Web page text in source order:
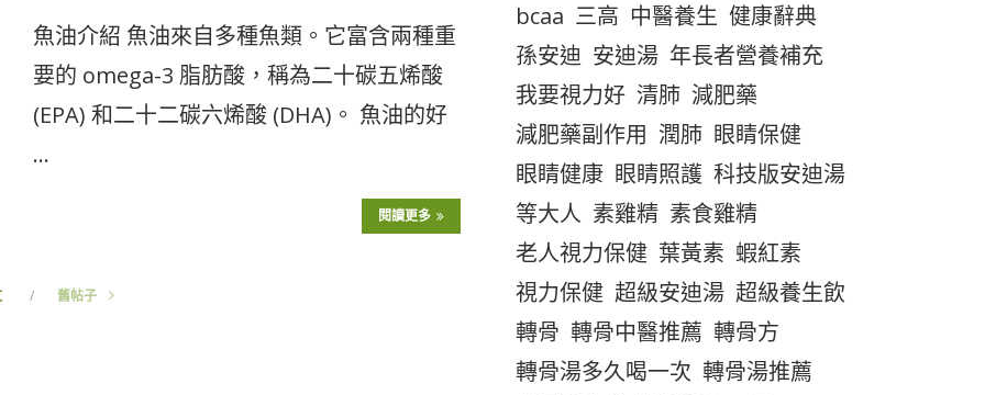
魚油介紹 魚油來自多種魚類。它富含兩種重
要的 omega-3 脂肪酸，稱為二十碳五烯酸
(EPA) 和二十二碳六烯酸 (DHA)。 魚油的好
…
閱讀更多
舊帖子
bcaa 三高 中醫養生 健康辭典
孫安迪 安迪湯 年長者營養補充
我要視力好 清肺 減肥藥
減肥藥副作用 潤肺 眼睛保健
眼睛健康 眼睛照護 科技版安迪湯
等大人 素雞精 素食雞精
老人視力保健 葉黃素 蝦紅素
視力保健 超級安迪湯 超級養生飲
轉骨 轉骨中醫推薦 轉骨方
轉骨湯多久喝一次 轉骨湯推薦